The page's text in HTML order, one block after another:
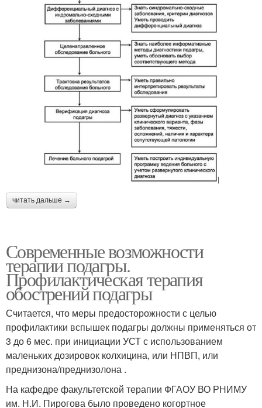
читать дальше →
Современные возможности
терапии подагры.
Профилактическая терапия
обострений подагры
Считается, что меры предосторожности с целью
профилактики вспышек подагры должны применяться от
3 до 6 мес. при инициации УСТ с использованием
маленьких дозировок колхицина, или НПВП, или
преднизона/преднизолона .
На кафедре факультетской терапии ФГАОУ ВО РНИМУ
им. Н.И. Пирогова было проведено когортное